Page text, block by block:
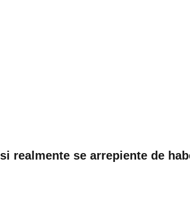
si realmente se arrepiente de